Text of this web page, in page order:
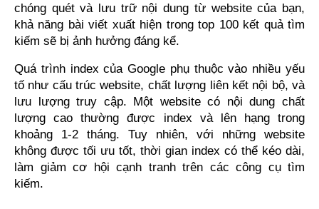
chóng quét và lưu trữ nội dung từ website của bạn,
khả năng bài viết xuất hiện trong top 100 kết quả tìm
kiếm sẽ bị ảnh hưởng đáng kể.
Quá trình index của Google phụ thuộc vào nhiều yếu
tố như cấu trúc website, chất lượng liên kết nội bộ, và
lưu lượng truy cập. Một website có nội dung chất
lượng cao thường được index và lên hạng trong
khoảng 1-2 tháng. Tuy nhiên, với những website
không được tối ưu tốt, thời gian index có thể kéo dài,
làm giảm cơ hội cạnh tranh trên các công cụ tìm
kiếm.